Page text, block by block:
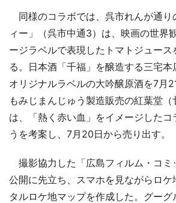
同様のコラボでは、呉市れんが通り
ィー」（呉市中通3）は、映画の世界
ージラベルで表現したトマトジュー
る。日本酒「千福」を醸造する三宅本
オリジナルラベルの大吟醸原酒を7月
もみじまんじゅう製造販売の紅葉堂（
は、「熱く赤い血」をイメージしたコ
うを考案し、7月20日から売り出す。
撮影協力した「広島フィルム・コミ
公開に先立ち、スマホを見ながらロケ
タルロケ地マップを作成した。グーグ